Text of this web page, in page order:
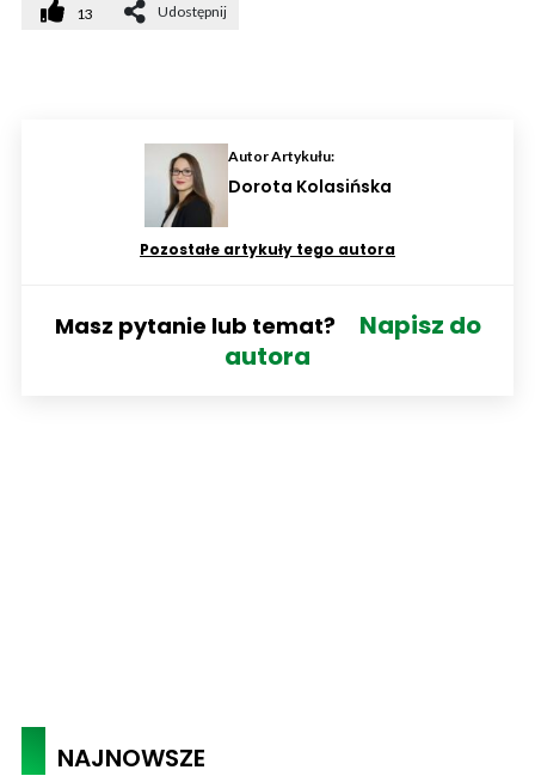
13 Udostępnij
Autor Artykułu:
Dorota Kolasińska
Pozostałe artykuły tego autora
Masz pytanie lub temat?
Napisz do
autora
NAJNOWSZE